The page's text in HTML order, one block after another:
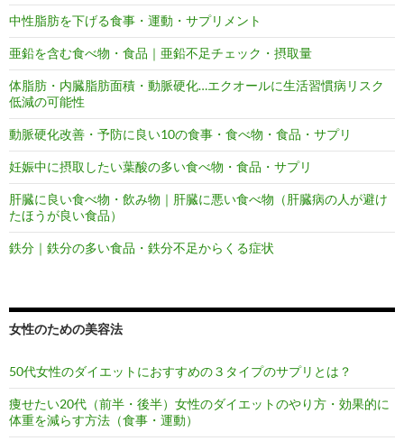
中性脂肪を下げる食事・運動・サプリメント
亜鉛を含む食べ物・食品｜亜鉛不足チェック・摂取量
体脂肪・内臓脂肪面積・動脈硬化…エクオールに生活習慣病リスク
低減の可能性
動脈硬化改善・予防に良い10の食事・食べ物・食品・サプリ
妊娠中に摂取したい葉酸の多い食べ物・食品・サプリ
肝臓に良い食べ物・飲み物｜肝臓に悪い食べ物（肝臓病の人が避け
たほうが良い食品）
鉄分｜鉄分の多い食品・鉄分不足からくる症状
女性のための美容法
50代女性のダイエットにおすすめの３タイプのサプリとは？
痩せたい20代（前半・後半）女性のダイエットのやり方・効果的に
体重を減らす方法（食事・運動）